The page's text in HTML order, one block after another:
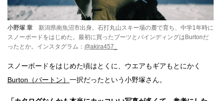
小野塚 章 新潟県南魚沼市出身。石打丸山スキー場の麓で育ち、中学1年時に
スノーボードをはじめた。最初に買ったブーツとバインディングはBurtonだ
ったとか。インスタグラム： @akira457_
スノーボードをはじめた頃はとくに、ウエアもギアもとにかく
Burton（バートン） 一択だったという小野塚さん。